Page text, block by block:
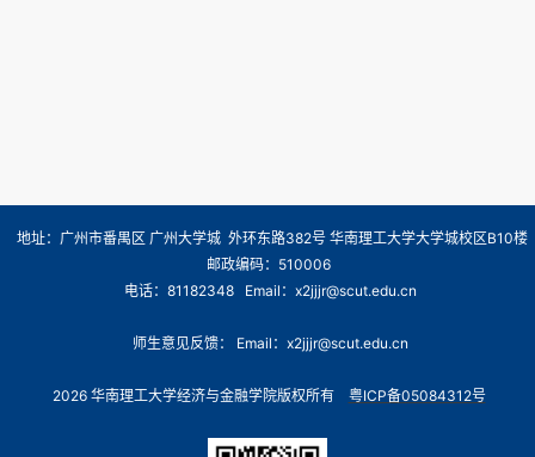
地址：广州市番禺区 广州大学城 外环东路382号 华南理工大学大学城校区B10楼
邮政编码：510006
电话：81182348 Email：x2jjjr@scut.edu.cn
师生意见反馈： Email：x2jjjr@scut.edu.cn
2026 华南理工大学经济与金融学院版权所有 粤ICP备05084312号